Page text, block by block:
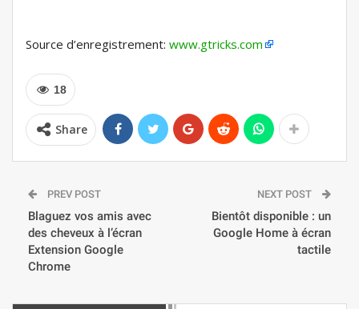
Source d’enregistrement: www.gtricks.com
18
Share
PREV POST
Blaguez vos amis avec
des cheveux à l’écran
Extension Google
Chrome
NEXT POST
Bientôt disponible : un
Google Home à écran
tactile